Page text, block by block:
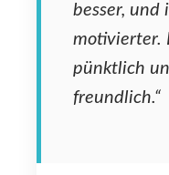
besser, und
motivierter.
pünktlich
freundlich.“